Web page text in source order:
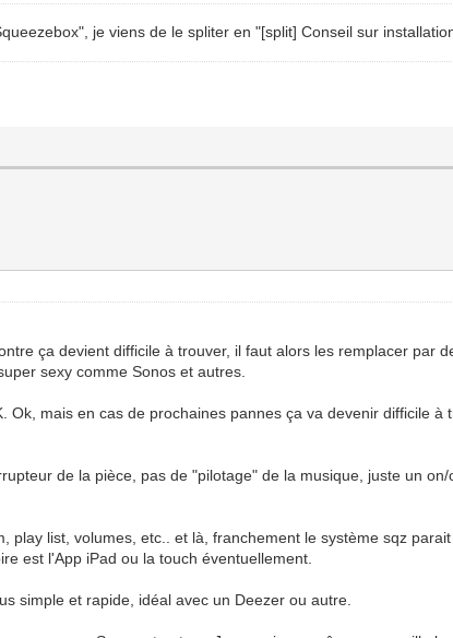
je viens de le spliter en "[split] Conseil sur
ça devient difficile à trouver, il faut alors les remplacer par
sexy comme Sonos et autres.
mais en cas de prochaines pannes ça va devenir difficile à
de la pièce, pas de "pilotage" de la musique, juste un
list, volumes, etc.. et là, franchement le système sqz
est l'App iPad ou la touch éventuellement.
simple et rapide, idéal avec un Deezer ou autre.